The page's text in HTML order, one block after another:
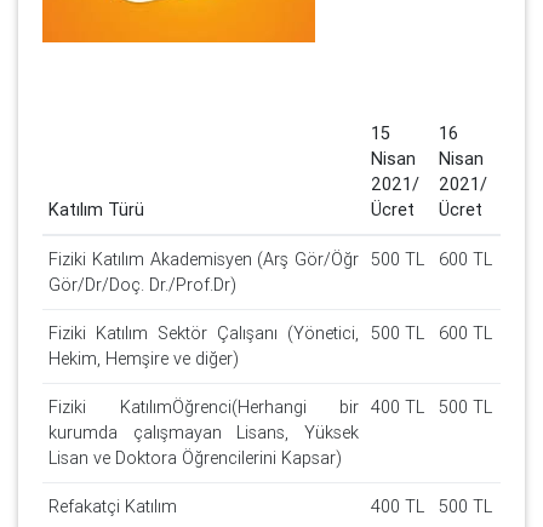
Katılım Türü
15
Nisan
2021/
Ücret
16
Nisan
2021/
Ücret
Fiziki Katılım Akademisyen (Arş Gör/Öğr
Gör/Dr/Doç. Dr./Prof.Dr)
500 TL 600 TL
Fiziki Katılım Sektör Çalışanı (Yönetici,
Hekim, Hemşire ve diğer)
500 TL 600 TL
Fiziki KatılımÖğrenci(Herhangi bir
kurumda çalışmayan Lisans, Yüksek
Lisan ve Doktora Öğrencilerini Kapsar)
400 TL 500 TL
Refakatçi Katılım 400 TL 500 TL